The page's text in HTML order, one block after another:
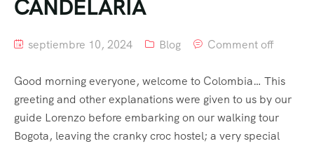
CANDELARIA
septiembre 10, 2024 Blog Comment off
Good morning everyone, welcome to Colombia… This
greeting and other explanations were given to us by our
guide Lorenzo before embarking on our walking tour
Bogota, leaving the cranky croc hostel; a very special